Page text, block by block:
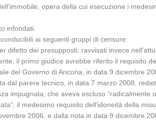
opera della cui esecuzione i
infondati.
ai seguenti gruppi di censure:
dei presupposti, ravvisati invece
il primo giudice avrebbe riferito il requisito
del Governo di Ancona, in data 9 dicembre
dal parere tecnico, in data 7 marzo 2008,
impugnata, che aveva escluso “radicalmente
il medesimo requisito dell’idoneità della
2006, e dalla nota in data 9 dicembre